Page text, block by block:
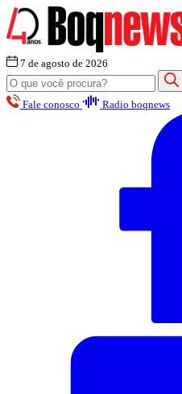
7 de agosto de 2026
Fale conosco Radio boqnews